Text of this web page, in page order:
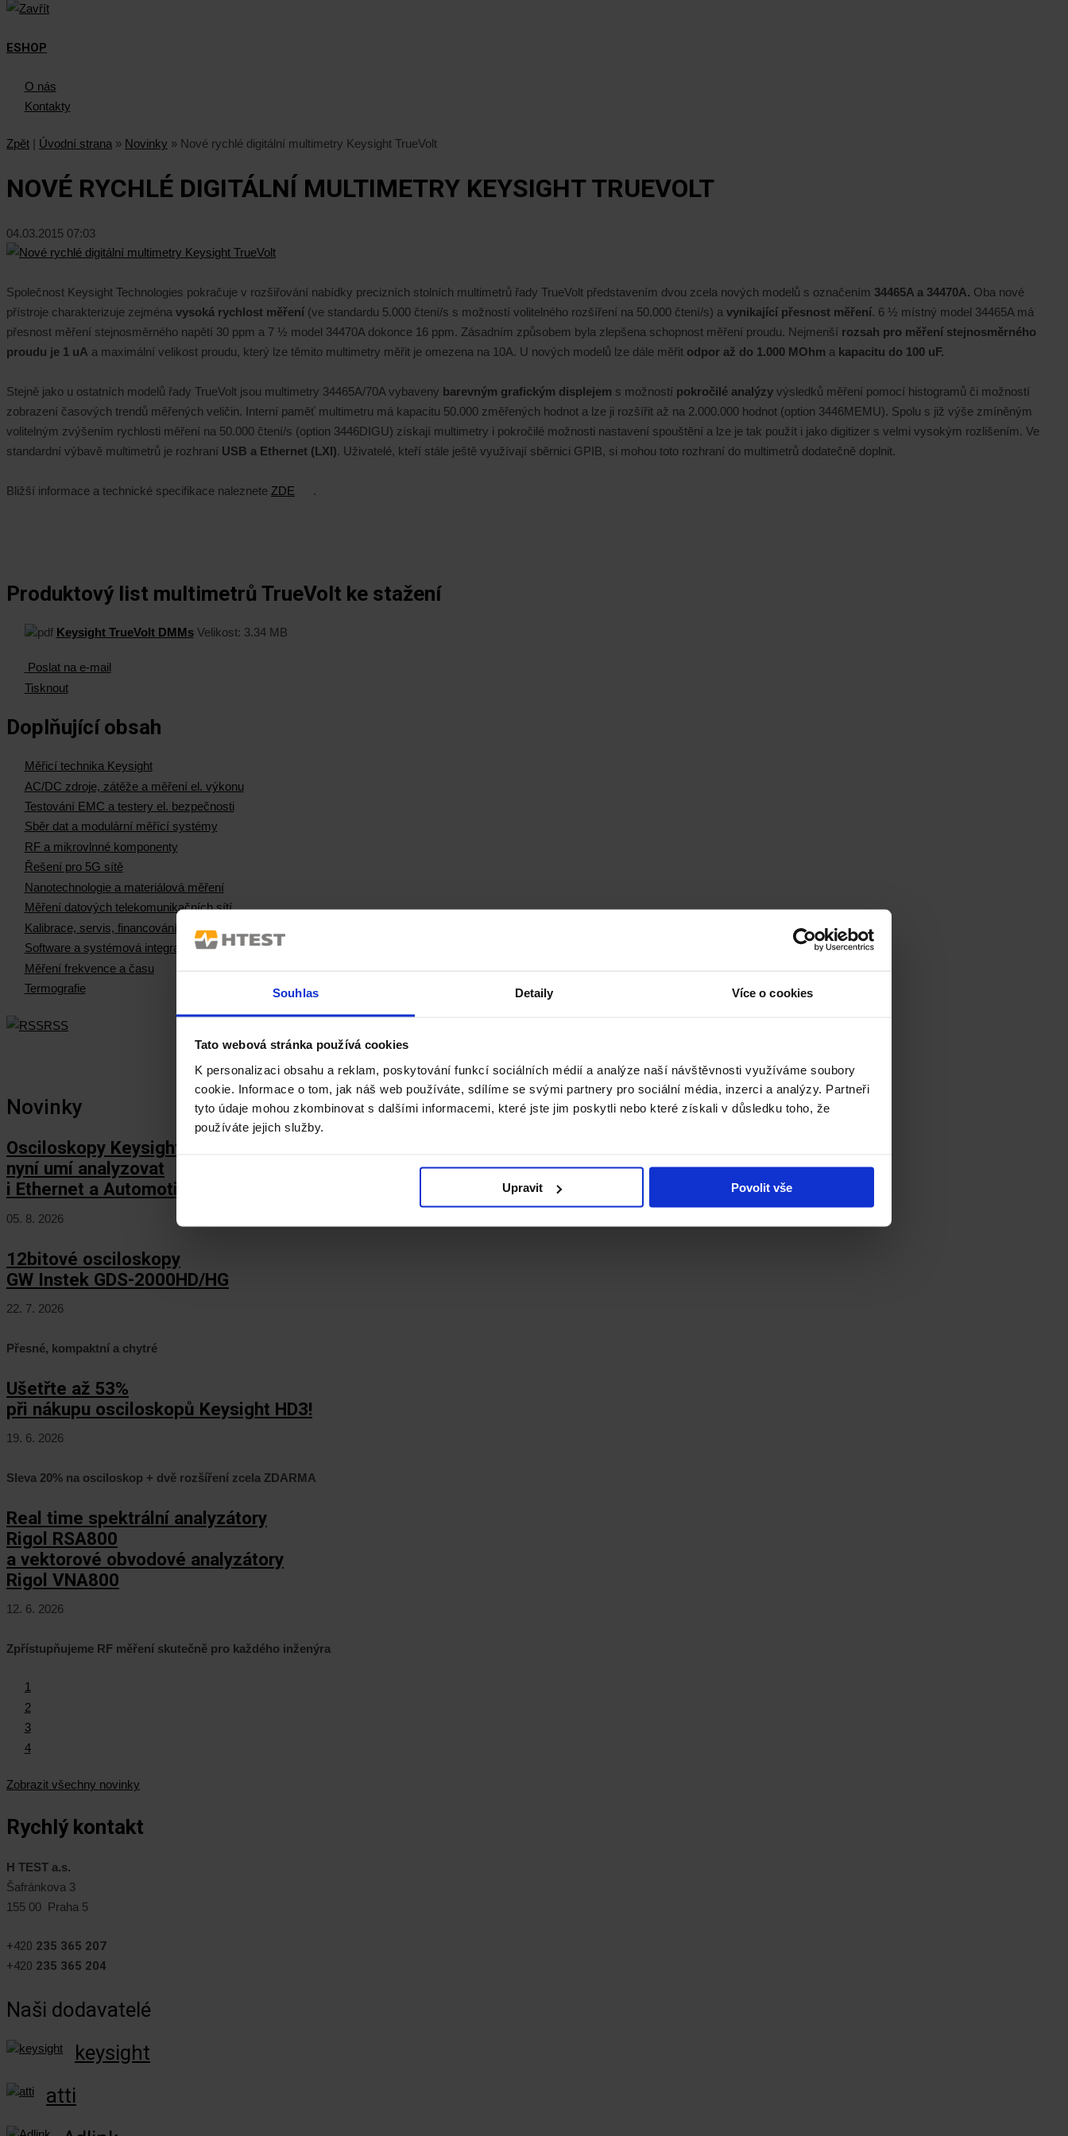
Souhlas Detaily Více o cookies
Tato webová stránka používá cookies
K personalizaci obsahu a reklam, poskytování funkcí sociálních médií a analýze naší návštěvnosti využíváme soubory
cookie. Informace o tom, jak náš web používáte, sdílíme se svými partnery pro sociální média, inzerci a analýzy. Partneři
tyto údaje mohou zkombinovat s dalšími informacemi, které jste jim poskytli nebo které získali v důsledku toho, že
používáte jejich služby.
Upravit Povolit vše
ESHOP
O nás
Kontakty
Zpět | Úvodní strana » Novinky » Nové rychlé digitální multimetry Keysight TrueVolt
NOVÉ RYCHLÉ DIGITÁLNÍ MULTIMETRY KEYSIGHT TRUEVOLT
04.03.2015 07:03
Společnost Keysight Technologies pokračuje v rozšiřování nabídky precizních stolních multimetrů řady TrueVolt představením dvou zcela nových modelů s označením 34465A a 34470A. Oba nové
přístroje charakterizuje zejména vysoká rychlost měření (ve standardu 5.000 čtení/s s možností volitelného rozšíření na 50.000 čtení/s) a vynikající přesnost měření. 6 ½ místný model 34465A má
přesnost měření stejnosměrného napětí 30 ppm a 7 ½ model 34470A dokonce 16 ppm. Zásadním způsobem byla zlepšena schopnost měření proudu. Nejmenší rozsah pro měření stejnosměrného
proudu je 1 uA a maximální velikost proudu, který lze těmito multimetry měřit je omezena na 10A. U nových modelů lze dále měřit odpor až do 1.000 MOhm a kapacitu do 100 uF.
Stejně jako u ostatních modelů řady TrueVolt jsou multimetry 34465A/70A vybaveny barevným grafickým displejem s možností pokročilé analýzy výsledků měření pomocí histogramů či možností
zobrazení časových trendů měřených veličin. Interní paměť multimetru má kapacitu 50.000 změřených hodnot a lze ji rozšířit až na 2.000.000 hodnot (option 3446MEMU). Spolu s již výše zmíněným
volitelným zvýšením rychlosti měření na 50.000 čtení/s (option 3446DIGU) získají multimetry i pokročilé možnosti nastavení spouštění a lze je tak použít i jako digitizer s velmi vysokým rozlišením. Ve
standardní výbavě multimetrů je rozhraní USB a Ethernet (LXI). Uživatelé, kteří stále ještě využívají sběrnici GPIB, si mohou toto rozhraní do multimetrů dodatečně doplnit.
Bližší informace a technické specifikace naleznete ZDE .
Produktový list multimetrů TrueVolt ke stažení
Keysight TrueVolt DMMs Velikost: 3.34 MB
Poslat na e-mail
Tisknout
Doplňující obsah
Měřicí technika Keysight
AC/DC zdroje, zátěže a měření el. výkonu
Testování EMC a testery el. bezpečnosti
Sběr dat a modulární měřící systémy
RF a mikrovlnné komponenty
Řešení pro 5G sítě
Nanotechnologie a materiálová měření
Měření datových telekomunikačních sítí
Kalibrace, servis, financování
Software a systémová integrace
Měření frekvence a času
Termografie
RSS
Novinky
Osciloskopy Keysight HD3
nyní umí analyzovat
i Ethernet a Automotive Ethernet!
05. 8. 2026
12bitové osciloskopy
GW Instek GDS-2000HD/HG
22. 7. 2026
Přesné, kompaktní a chytré
Ušetřte až 53%
při nákupu osciloskopů Keysight HD3!
19. 6. 2026
Sleva 20% na osciloskop + dvě rozšíření zcela ZDARMA
Real time spektrální analyzátory
Rigol RSA800
a vektorové obvodové analyzátory
Rigol VNA800
12. 6. 2026
Zpřístupňujeme RF měření skutečně pro každého inženýra
1
2
3
4
Zobrazit všechny novinky
Rychlý kontakt
H TEST a.s.
Šafránkova 3
155 00 Praha 5
+420 235 365 207
+420 235 365 204
Naši dodavatelé
keysight
atti